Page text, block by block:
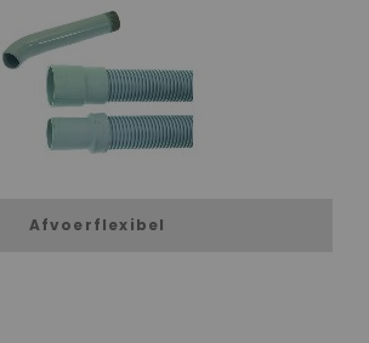
Afvoerflexibel